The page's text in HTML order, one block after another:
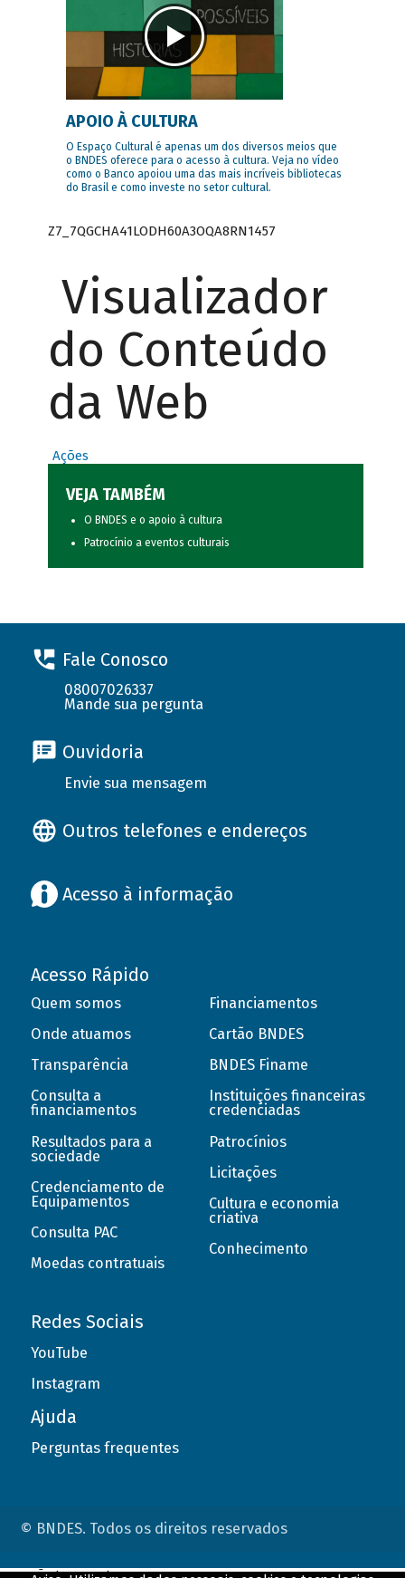
APOIO À CULTURA
O Espaço Cultural é apenas um dos diversos meios que
o BNDES oferece para o acesso à cultura. Veja no vídeo
como o Banco apoiou uma das mais incríveis bibliotecas
do Brasil e como investe no setor cultural.
Z7_7QGCHA41LODH60A3OQA8RN1457
Visualizador
do Conteúdo
da Web
Ações
VEJA TAMBÉM
O BNDES e o apoio à cultura
Patrocínio a eventos culturais
Fale Conosco
08007026337
Mande sua pergunta
Ouvidoria
Envie sua mensagem
Outros telefones e endereços
Acesso à informação
Acesso Rápido
Quem somos
Onde atuamos
Transparência
Consulta a
financiamentos
Resultados para a
sociedade
Credenciamento de
Equipamentos
Consulta PAC
Moedas contratuais
Financiamentos
Cartão BNDES
BNDES Finame
Instituições financeiras
credenciadas
Patrocínios
Licitações
Cultura e economia
criativa
Conhecimento
Redes Sociais
YouTube
Instagram
Ajuda
Perguntas frequentes
© BNDES. Todos os direitos reservados